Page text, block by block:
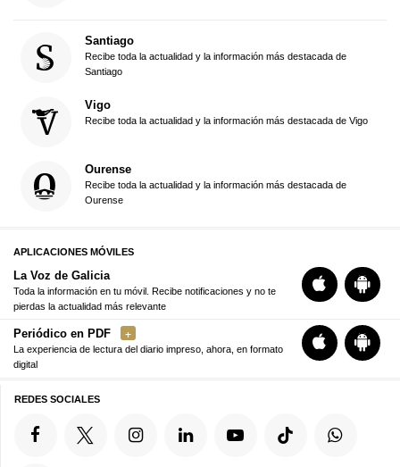
Santiago
Recibe toda la actualidad y la información más destacada de
Santiago
Vigo
Recibe toda la actualidad y la información más destacada de Vigo
Ourense
Recibe toda la actualidad y la información más destacada de
Ourense
APLICACIONES MÓVILES
La Voz de Galicia
Toda la información en tu móvil. Recibe notificaciones y no te
pierdas la actualidad más relevante
Periódico en PDF
La experiencia de lectura del diario impreso, ahora, en formato
digital
REDES SOCIALES